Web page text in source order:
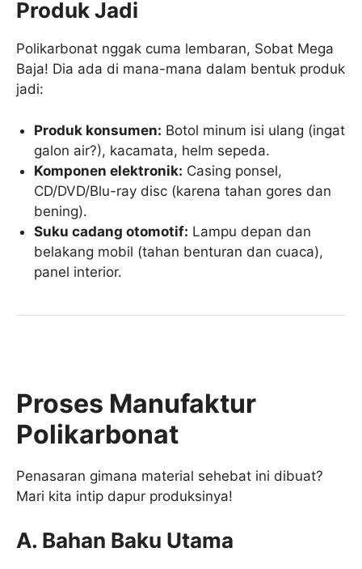
Produk Jadi
Polikarbonat nggak cuma lembaran, Sobat Mega
Baja! Dia ada di mana-mana dalam bentuk produk
jadi:
Produk konsumen: Botol minum isi ulang (ingat
galon air?), kacamata, helm sepeda.
Komponen elektronik: Casing ponsel,
CD/DVD/Blu-ray disc (karena tahan gores dan
bening).
Suku cadang otomotif: Lampu depan dan
belakang mobil (tahan benturan dan cuaca),
panel interior.
Proses Manufaktur
Polikarbonat
Penasaran gimana material sehebat ini dibuat?
Mari kita intip dapur produksinya!
A. Bahan Baku Utama